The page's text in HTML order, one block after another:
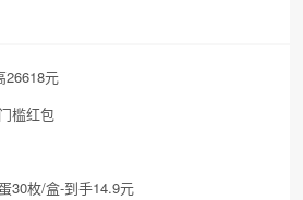
26618元
槛红包
30枚/盒-到手14.9元